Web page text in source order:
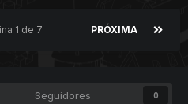
PRÓXIMA
1 de 7
Seguidores 0